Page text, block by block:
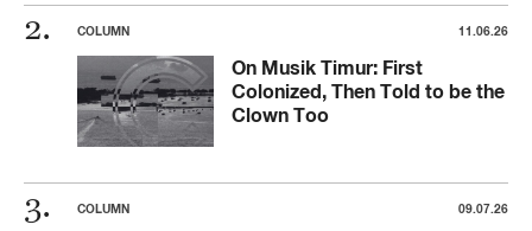
COLUMN 11.06.26
On Musik Timur: First
Colonized, Then Told to be the
Clown Too
COLUMN 09.07.26